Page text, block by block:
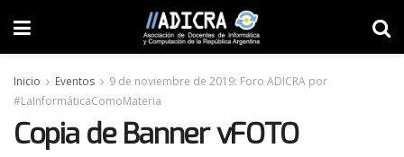
Inicio Eventos
9 de noviembre de 2019: Foro ADICRA por
#LaInformáticaComoMateria
Copia de Banner vFOTO